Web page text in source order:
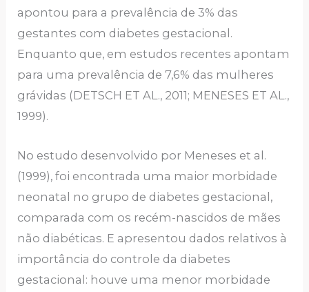
apontou para a prevalência de 3% das
gestantes com diabetes gestacional.
Enquanto que, em estudos recentes apontam
para uma prevalência de 7,6% das mulheres
grávidas (DETSCH ET AL., 2011; MENESES ET AL.,
1999).
No estudo desenvolvido por Meneses et al.
(1999), foi encontrada uma maior morbidade
neonatal no grupo de diabetes gestacional,
comparada com os recém-nascidos de mães
não diabéticas. E apresentou dados relativos à
importância do controle da diabetes
gestacional: houve uma menor morbidade